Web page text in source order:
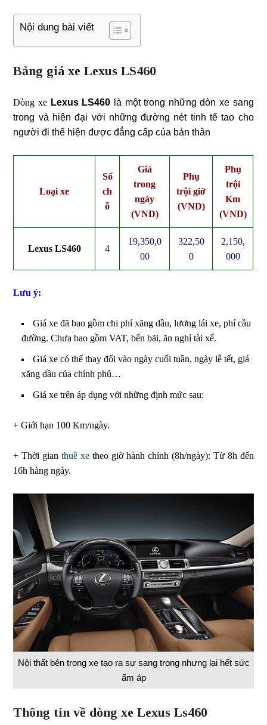
Nội dung bài viết
Bảng giá xe Lexus LS460
Dòng xe Lexus LS460 là một trong những dòn xe sang
trong và hiện đại với những đường nét tinh tế tao cho
người đi thể hiện được đẳng cấp của bản thân
Loại xe
Số
ch
ỗ
Giá
trong
ngày
(VND)
Phụ
trội giờ
(VND)
Phụ
trội
Km
(VND)
Lexus LS460 4
19,350,0
00
322,50
0
2,150,
000
Lưu ý:
Giá xe đã bao gồm chi phí xăng dầu, lương lái xe, phí cầu
đường. Chưa bao gồm VAT, bến bãi, ăn nghỉ tài xế.
Giá xe có thể thay đổi vào ngày cuối tuần, ngày lễ tết, giá
xăng dầu của chính phủ…
Giá xe trên áp dụng với những định mức sau:
+ Giới hạn 100 Km/ngày.
+ Thời gian thuê xe theo giờ hành chính (8h/ngày): Từ 8h đến
16h hàng ngày.
Nội thất bên trong xe tạo ra sự sang trọng nhưng lại hết sức
ấm áp
Thông tin về dòng xe Lexus Ls460